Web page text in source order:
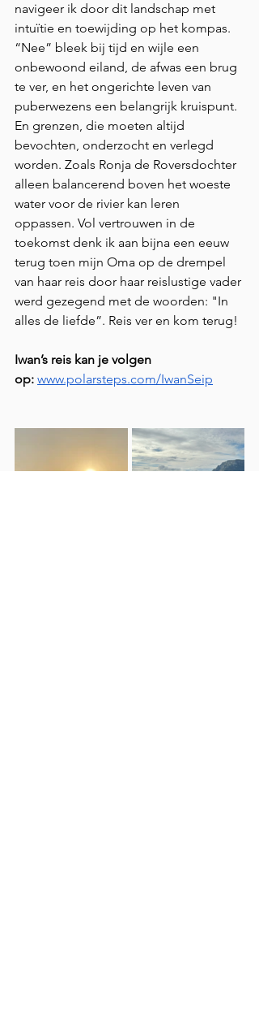
navigeer ik door dit landschap met
intuïtie en toewijding op het kompas.
“Nee” bleek bij tijd en wijle een
onbewoond eiland, de afwas een brug
te ver, en het ongerichte leven van
puberwezens een belangrijk kruispunt.
En grenzen, die moeten altijd
bevochten, onderzocht en verlegd
worden. Zoals Ronja de Roversdochter
alleen balancerend boven het woeste
water voor de rivier kan leren
oppassen. Vol vertrouwen in de
toekomst denk ik aan bijna een eeuw
terug toen mijn Oma op de drempel
van haar reis door haar reislustige vader
werd gezegend met de woorden: "In
alles de liefde”. Reis ver en kom terug!
Iwan’s reis kan je volgen
op: www.polarsteps.com/IwanSeip